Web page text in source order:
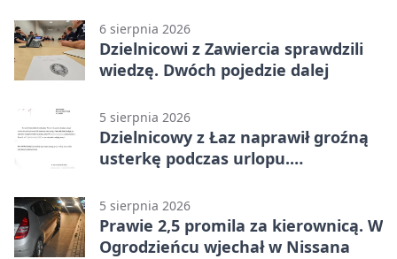
6 sierpnia 2026
Dzielnicowi z Zawiercia sprawdzili
wiedzę. Dwóch pojedzie dalej
5 sierpnia 2026
Dzielnicowy z Łaz naprawił groźną
usterkę podczas urlopu.
5 sierpnia 2026
Prawie 2,5 promila za kierownicą. W
Ogrodzieńcu wjechał w Nissana